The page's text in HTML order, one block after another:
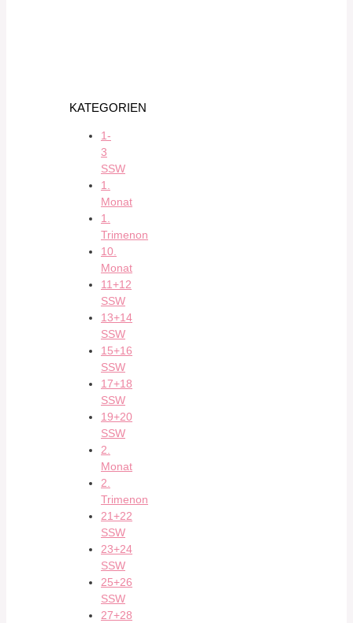
KATEGORIEN
1-
3
SSW
1.
Monat
1.
Trimenon
10.
Monat
11+12
SSW
13+14
SSW
15+16
SSW
17+18
SSW
19+20
SSW
2.
Monat
2.
Trimenon
21+22
SSW
23+24
SSW
25+26
SSW
27+28